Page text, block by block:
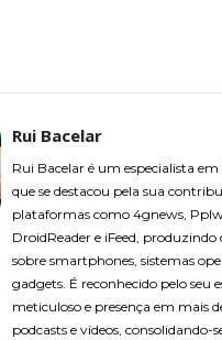
Rui Bacelar
Rui Bacelar é um especialista
que se destacou pela sua
plataformas como 4gnews,
DroidReader e iFeed, produzindo
sobre smartphones, sistemas
gadgets. É reconhecido pelo seu
meticuloso e presença em mais
podcasts e vídeos, consolidando-